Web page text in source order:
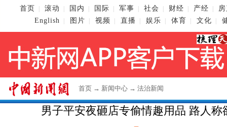
首页 滚动 国内 国际 军事 社会 财经 产经
English
图片 视频 直播 娱乐 体育 文化
首页 → 新闻中心 → 法治新闻
男子平安夜砸店专偷情趣用品 路人称